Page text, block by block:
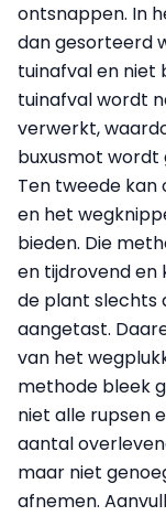
ontsnappen. In
dan gesorteerd
tuinafval en niet
tuinafval wordt
verwerkt,
buxusmot wordt
Ten tweede kan
en het
bieden. Die
en tijdrovend en
de plant slechts
aangetast.
van het
methode bleek
niet alle rupsen
aantal
maar niet
afnemen.